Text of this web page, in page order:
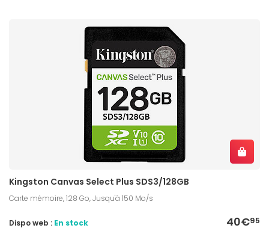
Kingston Canvas Select Plus SDS3/128GB
Carte mémoire, 128 Go, Jusqu'à 150 Mo/s
40€95
Dispo web : En stock